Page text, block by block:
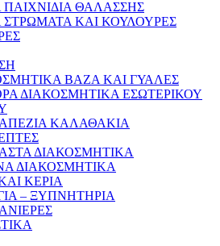
ΘΑΛΑΣΣΗΣ
ΚΑΙ ΚΟΥΛΟΥΡΕΣ
ΒΑΖΑ ΚΑΙ ΓΥΑΛΕΣ
ΔΙΑΚΟΣΜΗΤΙΚΑ ΕΣΩΤΕΡΙΚΟΥ
ΚΑΛΑΘΑΚΙΑ
ΔΙΑΚΟΣΜΗΤΙΚΑ
ΔΙΑΚΟΣΜΗΤΙΚΑ
ΚΕΡΙΑ
– ΞΥΠΝΗΤΗΡΙΑ